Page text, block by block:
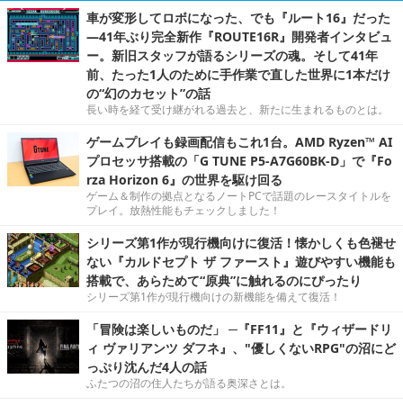
車が変形してロボになった、でも『ルート16』だった
―41年ぶり完全新作『ROUTE16R』開発者インタビュ
ー。新旧スタッフが語るシリーズの魂。そして41年
前、たった1人のために手作業で直した世界に1本だけ
の“幻のカセット”の話
長い時を経て受け継がれる過去と、新たに生まれるものとは。
ゲームプレイも録画配信もこれ1台。AMD Ryzen™ AI
プロセッサ搭載の「G TUNE P5-A7G60BK-D」で『Fo
rza Horizon 6』の世界を駆け回る
ゲーム＆制作の拠点となるノートPCで話題のレースタイトルを
プレイ。放熱性能もチェックしました！
シリーズ第1作が現行機向けに復活！懐かしくも色褪せ
ない『カルドセプト ザ ファースト』遊びやすい機能も
搭載で、あらためて“原典”に触れるのにぴったり
シリーズ第1作が現行機向けの新機能を備えて復活！
「冒険は楽しいものだ」 ─『FF11』と『ウィザードリ
ィ ヴァリアンツ ダフネ』、"優しくないRPG"の沼にど
っぷり沈んだ4人の話
ふたつの沼の住人たちが語る奥深さとは。